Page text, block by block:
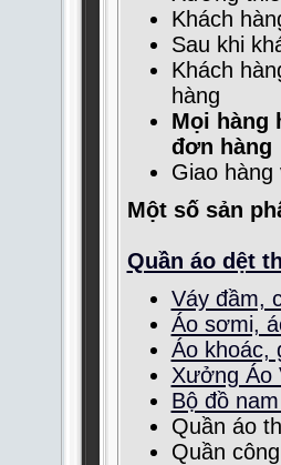
Khách
Sau khi
Khách
hàng
Mọi hàng
đơn hàng
Giao
Một số sản
Quần áo dệt
Váy đầm,
Áo sơmi,
Áo khoác,
Xưởng Áo
Bộ đồ
Quần áo
Quần